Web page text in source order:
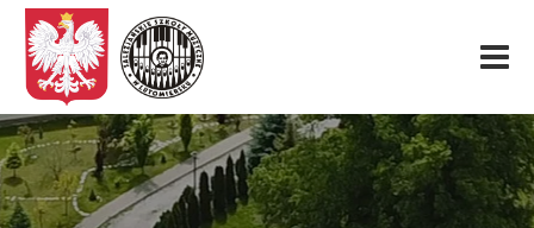
Start
O nas